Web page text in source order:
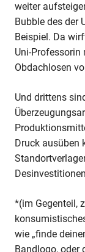
weiter
Bubble des der
Beispiel. Da
Uni-
Obdachlosen
Und drittens
Druck ausüben
*(im Gegenteil,
wie „finde
Bandlogo, oder